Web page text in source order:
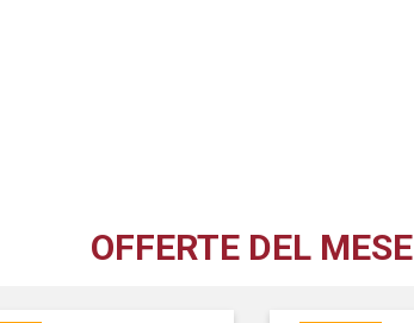
OFFERTE DEL MESE